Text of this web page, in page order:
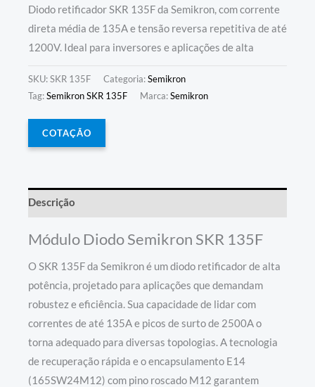
Diodo retificador SKR 135F da Semikron, com corrente
direta média de 135A e tensão reversa repetitiva de até
1200V. Ideal para inversores e aplicações de alta
SKU:SKR 135F Categoria:Semikron
Tag:Semikron SKR 135F Marca:Semikron
COTAÇÃO
Descrição
Módulo Diodo Semikron SKR 135F
O SKR 135F da Semikron é um diodo retificador de alta
potência, projetado para aplicações que demandam
robustez e eficiência. Sua capacidade de lidar com
correntes de até 135A e picos de surto de 2500A o
torna adequado para diversas topologias. A tecnologia
de recuperação rápida e o encapsulamento E14
(165SW24M12) com pino roscado M12 garantem